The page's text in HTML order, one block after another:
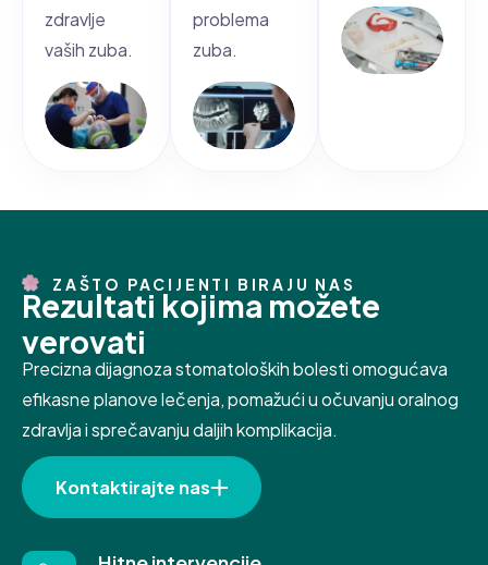
zdravlje
vaših zuba.
problema
zuba.
ZAŠTO PACIJENTI BIRAJU NAS
Rezultati kojima možete
verovati
Precizna dijagnoza stomatoloških bolesti omogućava
efikasne planove lečenja, pomažući u očuvanju oralnog
zdravlja i sprečavanju daljih komplikacija.
Kontaktirajte nas